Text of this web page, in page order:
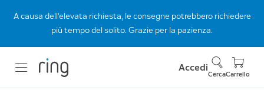
A causa dell'elevata richiesta, le consegne potrebbero richiedere
più tempo del solito. Grazie per la pazienza.
Accedi
CercaCarrello